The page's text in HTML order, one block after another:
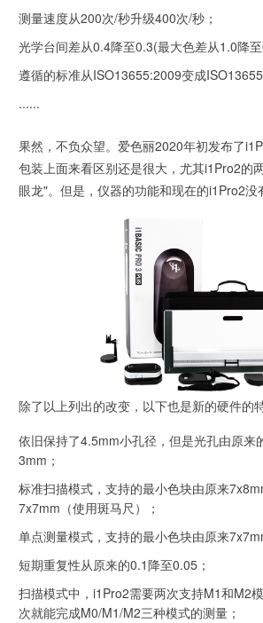
测量速度从200次/秒升级400次/秒；
光学台间差从0.4降至0.3(最大色差从1.0降至
遵循的标准从ISO13655:2009变成
......
果然，不负众望。爱色丽2020年初发布了
包装上面来看区别还是很大，尤其i1Pro2的
眼龙"。但是，仪器的功能和现在的i1Pro2没
除了以上列出的改变，以下也是新的硬件的
依旧保持了4.5mm小孔径，但是光孔由原来
3mm；
标准扫描模式，支持的最小色块由原来
7x7mm（使用斑马尺）；
单点测量模式，支持的最小色块由原来
短期重复性从原来的0.1降至0.05；
扫描模式中，i1Pro2需要两次支持M1和M2
次就能完成M0/M1/M2三种模式的测量；